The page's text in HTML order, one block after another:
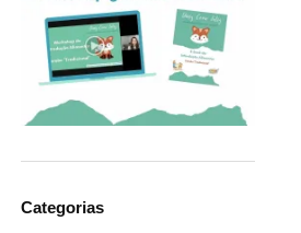
eco rascals
Educa
Ego Editora
Eigenart
El Saquitos de la Salud
Elobra KIDS
Europrice
Categorias